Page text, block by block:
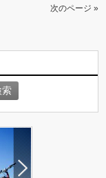
次のページ »